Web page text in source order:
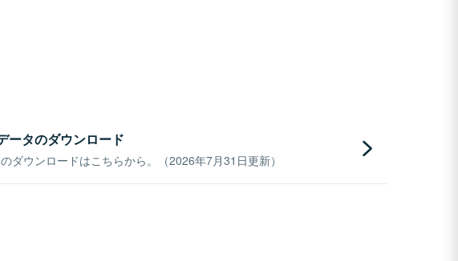
ータのダウンロード
ダウンロードはこちらから。（2026年7月31日更新）